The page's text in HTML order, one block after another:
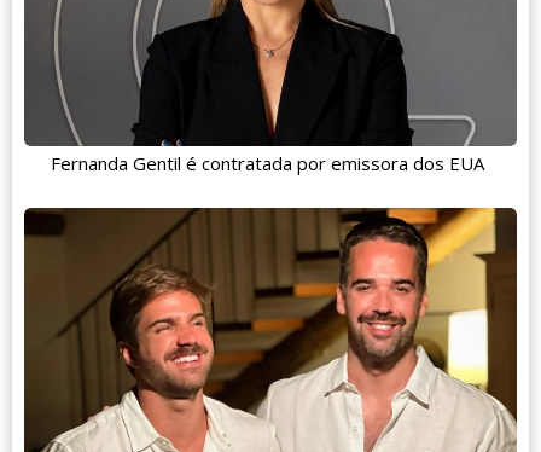
Fernanda Gentil é contratada por emissora dos EUA